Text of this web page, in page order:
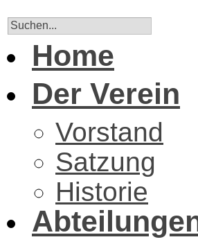
Home
Der Verein
Vorstand
Satzung
Historie